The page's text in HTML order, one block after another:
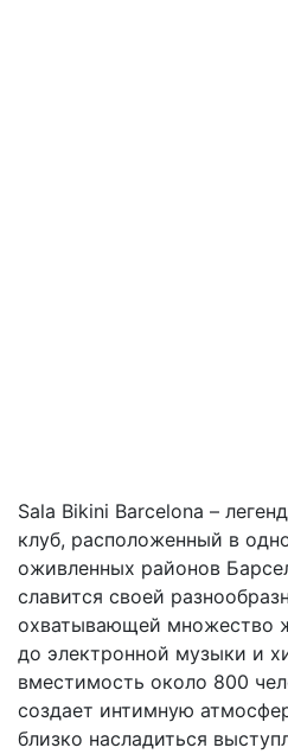
Sala Bikini Barcelona –
клуб, расположенный в
оживленных районов
славится своей
охватывающей множество
до электронной музыки и
вместимость около 800
создает интимную
близко насладиться